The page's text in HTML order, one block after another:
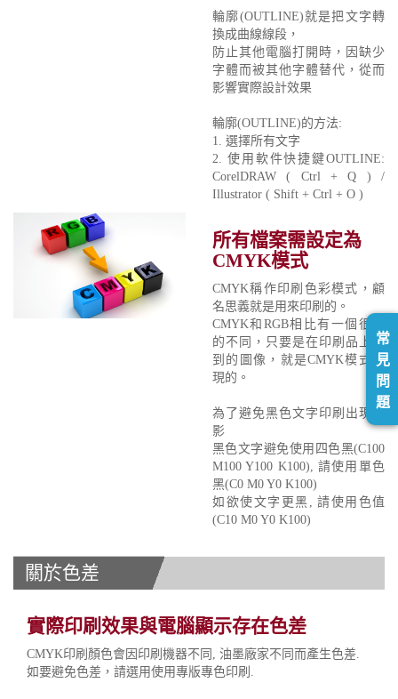
輪廓(OUTLINE)就是把文字轉
換成曲線線段，
防止其他電腦打開時，因缺少
字體而被其他字體替代，從而
影響實際設計效果
輪廓(OUTLINE)的方法:
1. 選擇所有文字
2. 使用軟件快捷鍵OUTLINE:
CorelDRAW ( Ctrl + Q ) /
Illustrator ( Shift + Ctrl + O )
所有檔案需設定為
CMYK模式
CMYK稱作印刷色彩模式，顧
名思義就是用來印刷的。
CMYK和RGB相比有一個很大
的不同，只要是在印刷品上看
到的圖像，就是CMYK模式表
現的。
為了避免黑色文字印刷出現重
影
黑色文字避免使用四色黑(C100
M100 Y100 K100), 請使用單色
黑(C0 M0 Y0 K100)
如欲使文字更黑, 請使用色值
(C10 M0 Y0 K100)
關於色差
實際印刷效果與電腦顯示存在色差
CMYK印刷顏色會因印刷機器不同, 油墨廠家不同而產生色差.
如要避免色差，請選用使用專版專色印刷.
常
見
問
題